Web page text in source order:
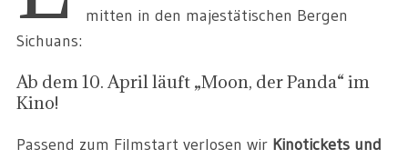
mitten in den majestätischen Bergen
Sichuans:
Ab dem 10. April läuft „Moon, der Panda“ im
Kino!
Passend zum Filmstart verlosen wir Kinotickets und